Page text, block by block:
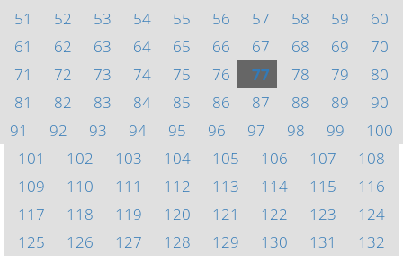
51
52 53 54 55 56 57 58 59
60
61
62 63 64 65 66 67 68 69
70
71
72 73 74 75 76 77 78 79
80
81
82 83 84 85 86 87 88 89
90
91
92 93 94 95 96 97 98 99
100
101
102 103 104 105 106 107
108
109
110 111 112 113 114 115
116
117
118 119 120 121 122 123
124
125
126 127 128 129 130 131
132